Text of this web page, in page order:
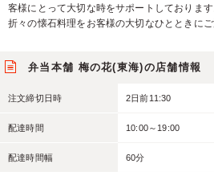
客様にとって大切な時をサポートしておりま
折々の懐石料理をお客様の大切なひとときにご
弁当本舗 梅の花(東海)の店舗情報
注文締切日時 2日前11:30
配達時間 10:00～19:00
配達時間幅 60分